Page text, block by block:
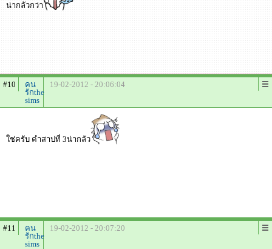
น่ากลัวกว่า
#10
คน
รักthe
sims
19-02-2012 - 20:06:04
ใช่ครับ คำสาปที่ 3น่ากลัว
#11
คน
รักthe
sims
19-02-2012 - 20:07:20